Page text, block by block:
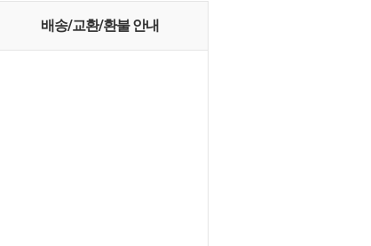
배송/교환/환불 안내